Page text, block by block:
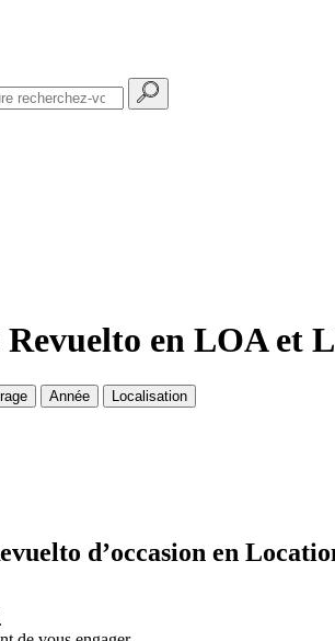
en LOA et
Année
Localisation
d’occasion en